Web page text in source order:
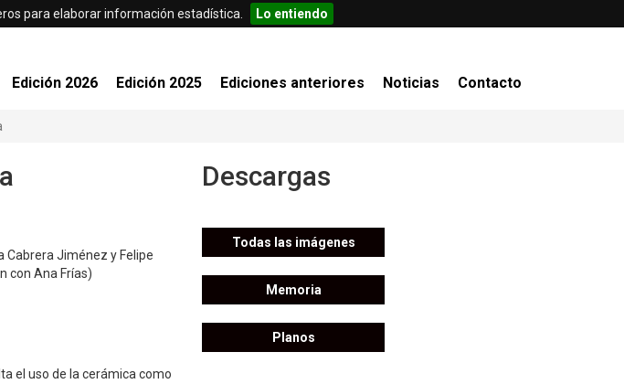
para elaborar información estadística. Lo entiendo
Edición 2026 Edición 2025 Ediciones anteriores Noticias Contacto
Descargas
Jiménez y Felipe
con Ana Frías)
el uso de la cerámica como
Todas las imágenes
Memoria
Planos